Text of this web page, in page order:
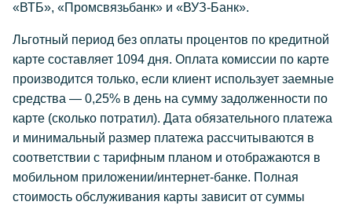
«ВТБ», «Промсвязьбанк» и «ВУЗ-Банк».
Льготный период без оплаты процентов по кредитной
карте составляет 1094 дня. Оплата комиссии по карте
производится только, если клиент использует заемные
средства — 0,25% в день на сумму задолженности по
карте (сколько потратил). Дата обязательного платежа
и минимальный размер платежа рассчитываются в
соответствии с тарифным планом и отображаются в
мобильном приложении/интернет-банке. Полная
стоимость обслуживания карты зависит от суммы